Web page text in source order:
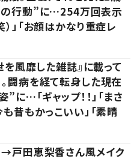
行動”に…254万回表示
）」「お顔はかなり重症レ
風靡した雑誌』に載って
闘病を経て転身した現在
に…「ギャップ！！」「まさ
も昔もかっこいい」「素晴
戸田恵梨香さん風メイク